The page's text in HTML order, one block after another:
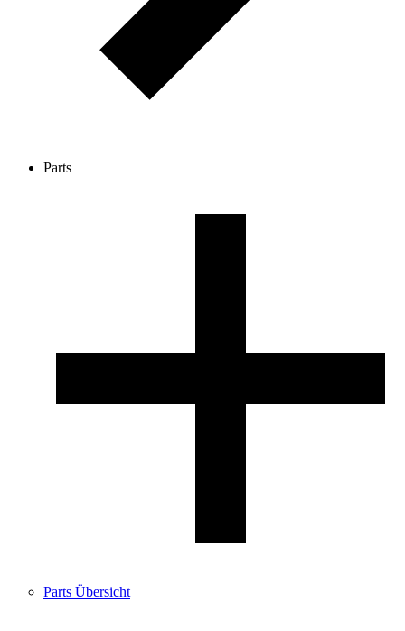
Parts
Parts Übersicht